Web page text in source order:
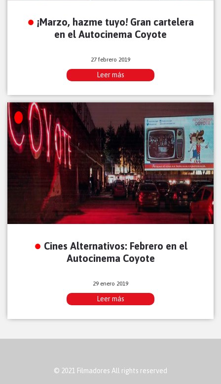
¡Marzo, hazme tuyo! Gran cartelera
en el Autocinema Coyote
27 febrero 2019
Leer más
Cines Alternativos: Febrero en el
Autocinema Coyote
29 enero 2019
Leer más
© 2021 Filmadores All rights reserved